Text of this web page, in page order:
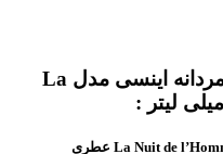
بررسی تخصصی اسپری بدن مردانه اینسی مدل La
اسپری خوشبو کننده بدن مردانه اینسی La Nuit de l’Homme عطری